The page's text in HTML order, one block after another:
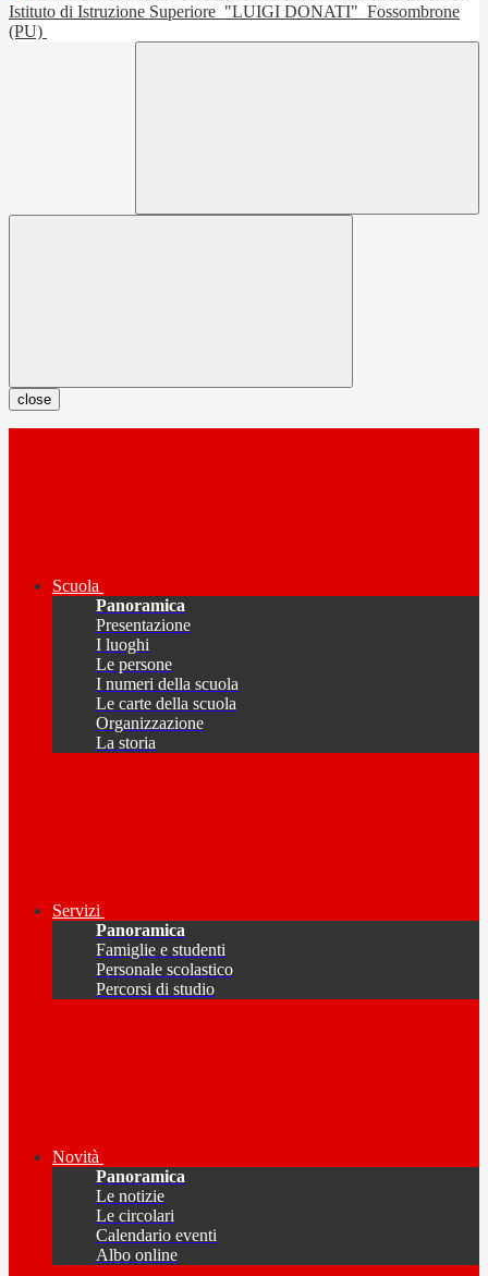
Istituto di Istruzione Superiore "LUIGI DONATI" Fossombrone
(PU)
close
Scuola
Panoramica
Presentazione
I luoghi
Le persone
I numeri della scuola
Le carte della scuola
Organizzazione
La storia
Servizi
Panoramica
Famiglie e studenti
Personale scolastico
Percorsi di studio
Novità
Panoramica
Le notizie
Le circolari
Calendario eventi
Albo online